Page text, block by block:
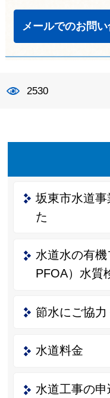
メールでのお問
2530
坂東市水道
た
水道水の有機
PFOA）水質
節水にご協力
水道料金
水道工事の申